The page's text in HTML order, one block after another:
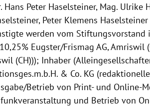
Peter Haselsteiner, Mag. Ulrike
Peter Klemens
werden vom Stiftungsvorstand
Eugster/Frismag AG, Amriswil
(CH))); Inhaber
& Co. KG
Betrieb von Print- und Online-
und Betrieb von